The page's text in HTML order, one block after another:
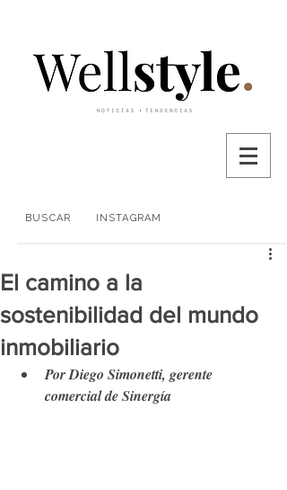
BUSCAR INSTAGRAM
El camino a la
sostenibilidad del mundo
inmobiliario
Por Diego Simonetti, gerente
comercial de Sinergía